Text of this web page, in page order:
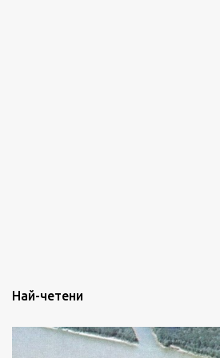
Най-четени